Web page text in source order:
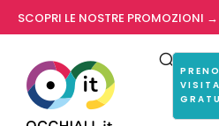
SCOPRI LE NOSTRE PROMOZIONI →
VISITA